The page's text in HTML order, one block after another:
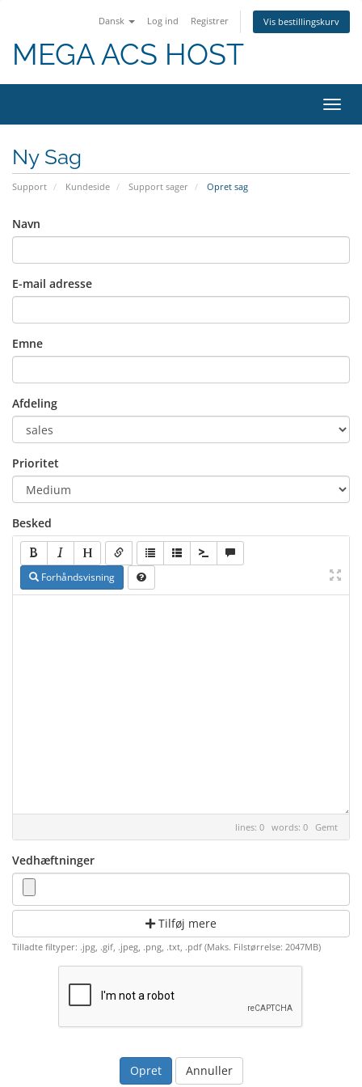
Dansk Log ind Registrer Vis bestillingskurv
MEGA ACS HOST
Skift
Ny Sag
Support Kundeside Support sager Opret sag
Navn
E-mail adresse
Emne
Afdeling
Prioritet
Besked
Forhåndsvisning
lines: 0 words: 0 Gemt
Vedhæftninger
Tilføj mere
Tilladte filtyper: .jpg, .gif, .jpeg, .png, .txt, .pdf (Maks. Filstørrelse: 2047MB)
Annuller